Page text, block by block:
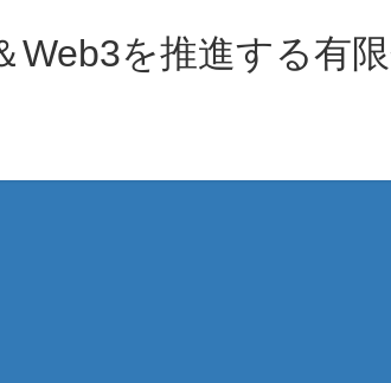
Web3を推進する有